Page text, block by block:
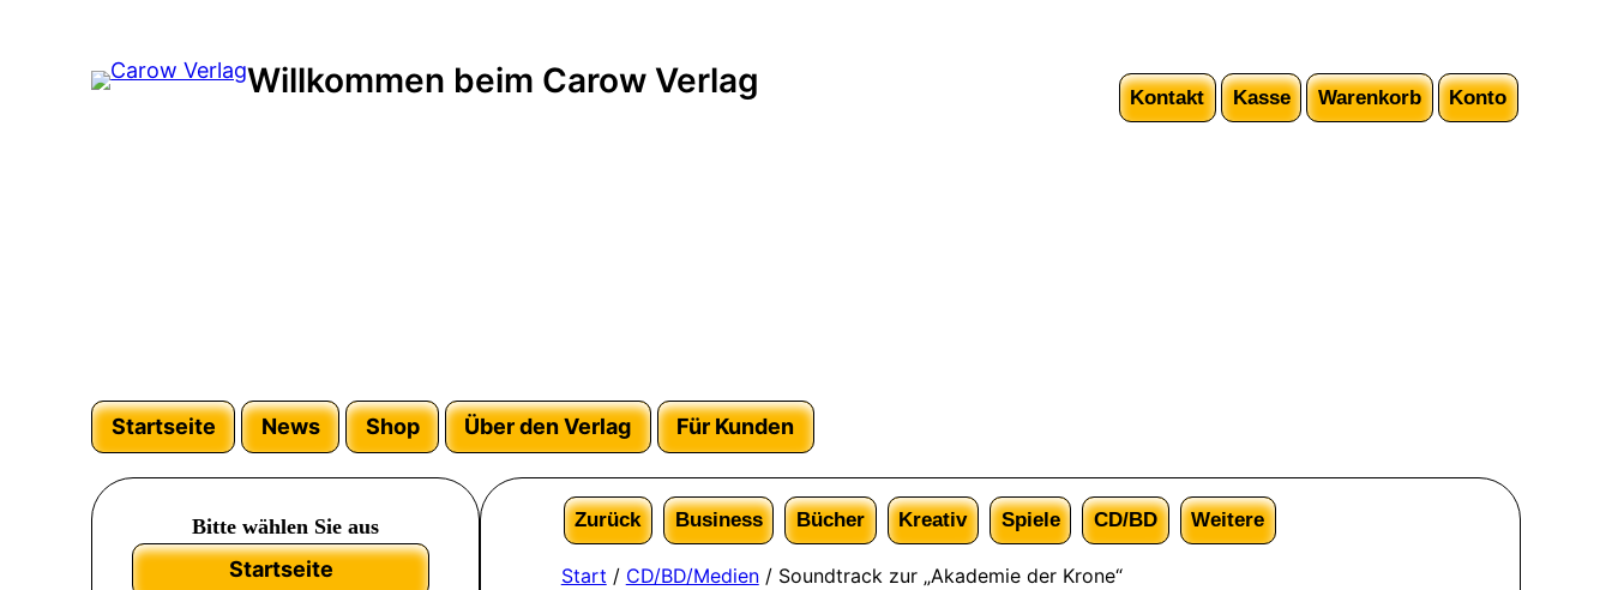
Willkommen beim Carow Verlag Kontakt Kasse Warenkorb Konto
Startseite News Shop Über den Verlag Für Kunden
Bitte wählen Sie aus
Startseite
Zurück Business Bücher Kreativ Spiele CD/BD Weitere
Start / CD/BD/Medien/ Soundtrack zur „Akademie der Krone“